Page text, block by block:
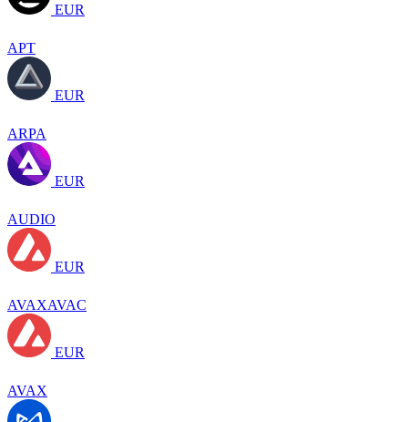
EUR
APT
EUR
ARPA
EUR
AUDIO
EUR
AVAXAVAC
EUR
AVAX